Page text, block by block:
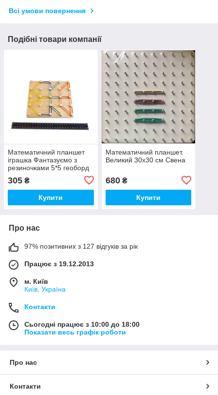
Всі умови повернення
Подібні товари компанії
Математичний планшет
іграшка Фантазуємо з
резиночками 5*5 геоборд
305 ₴
Купити
Математичний планшет.
Великий 30х30 см Свена
680₴
Купити
Про нас
97% позитивних з 127 відгуків за рік
Працює з 19.12.2013
м. Київ
Київ, Україна
Контакти
Сьогодні працює з 10:00 до 18:00
Показати весь графік роботи
Про нас
Контакти